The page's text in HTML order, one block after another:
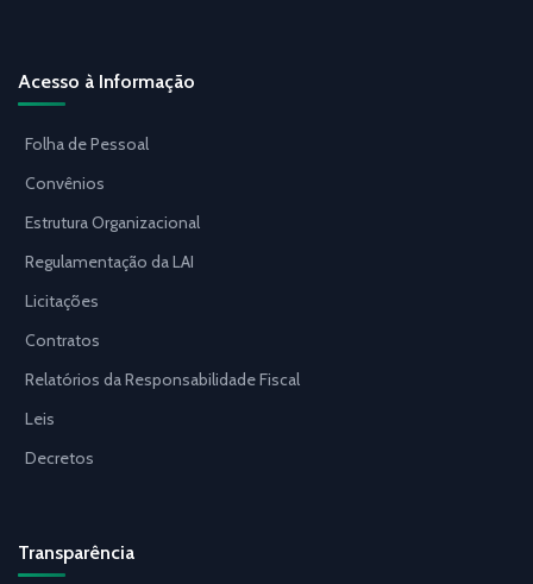
Acesso à Informação
Folha de Pessoal
Convênios
Estrutura Organizacional
Regulamentação da LAI
Licitações
Contratos
Relatórios da Responsabilidade Fiscal
Leis
Decretos
Transparência